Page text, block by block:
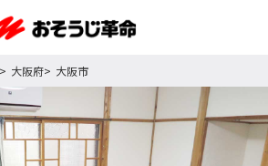
大阪府 大阪市